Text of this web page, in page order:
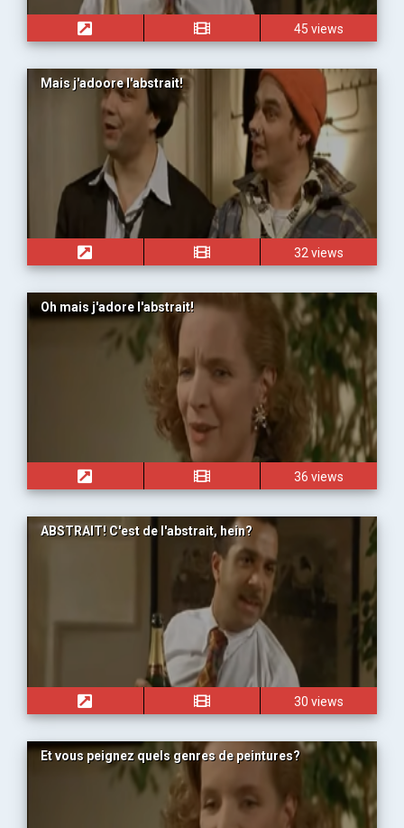
45 views
Mais j'adoore l'abstrait!
32 views
Oh mais j'adore l'abstrait!
36 views
ABSTRAIT! C'est de l'abstrait, hein?
30 views
Et vous peignez quels genres de peintures?